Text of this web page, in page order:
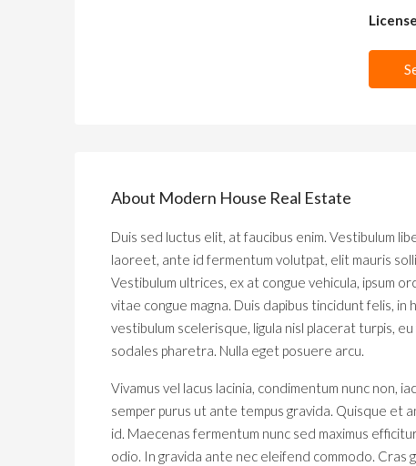
About Modern House Real Estate
Duis sed luctus elit, at faucibus enim. Vestibulum
laoreet, ante id fermentum volutpat, elit mauris
Vestibulum ultrices, ex at congue vehicula, ipsum
vitae congue magna. Duis dapibus tincidunt felis,
vestibulum scelerisque, ligula nisl placerat turpis,
sodales pharetra. Nulla eget posuere arcu.
Vivamus vel lacus lacinia, condimentum nunc non,
semper purus ut ante tempus gravida. Quisque et
id. Maecenas fermentum nunc sed maximus
odio. In gravida ante nec eleifend commodo. Cras